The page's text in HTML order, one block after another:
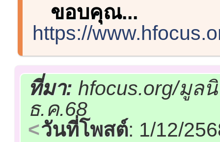
ขอบคุณ...
https://
ที่มา: hfocus.org/มูล
ธ.ค.68
วันที่โพสต์: 1/12/